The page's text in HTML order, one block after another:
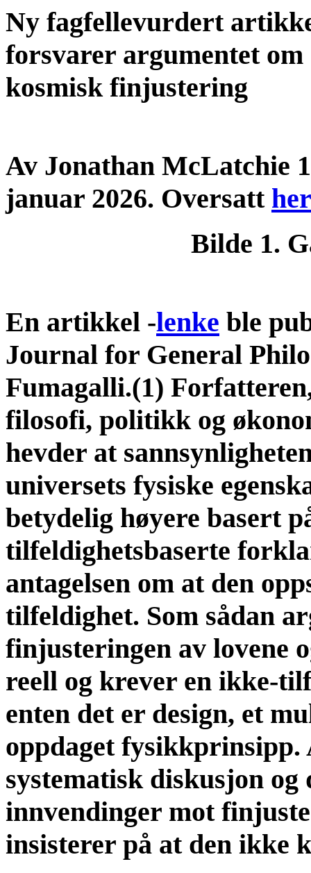
Ny fagfellevurdert
forsvarer argumentet om
kosmisk finjustering
Av Jonathan McLatchie
januar 2026. Oversatt
Bilde 1.
En artikkel -lenke ble
Journal for General
Fumagalli.(1)
filosofi, politikk og
hevder at
universets fysiske
betydelig høyere basert
tilfeldighetsbaserte
antagelsen om at den
tilfeldighet. Som sådan
finjusteringen av lovene
reell og krever en ikke-
enten det er design, et
oppdaget
systematisk diskusjon
innvendinger mot
insisterer på at den ikke